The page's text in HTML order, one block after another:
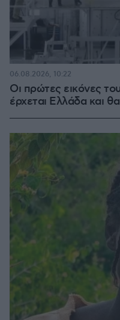
Οι πρώτες εικόνες
έρχεται Ελλάδα και
06.08.2026, 10:22